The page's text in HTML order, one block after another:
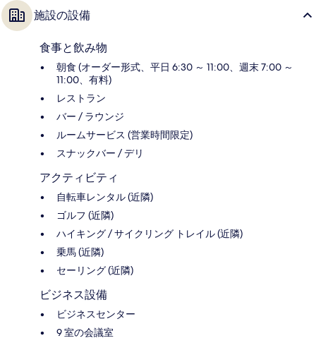
施設の設備
食事と飲み物
朝食 (オーダー形式、平日 6:30 ～ 11:00、週末 7:00 ～
11:00、有料)
レストラン
バー / ラウンジ
ルームサービス (営業時間限定)
スナックバー / デリ
アクティビティ
自転車レンタル (近隣)
ゴルフ (近隣)
ハイキング / サイクリング トレイル (近隣)
乗馬 (近隣)
セーリング (近隣)
ビジネス設備
ビジネスセンター
9 室の会議室